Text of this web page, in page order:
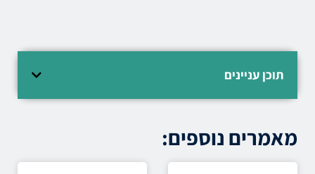
תוכן עניינים
מאמרים נוספים: